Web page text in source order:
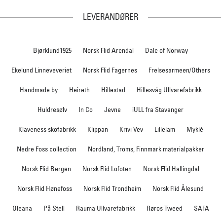
LEVERANDØRER
Bjørklund1925 Norsk Flid Arendal Dale of Norway
Ekelund Linneveveriet Norsk Flid Fagernes Frelsesarmeen/Others
Handmade by Heireth Hillestad Hillesvåg Ullvarefabrikk
Huldresølv In Co Jevne iULL fra Stavanger
Klaveness skofabrikk Klippan Krivi Vev Lillelam Myklé
Nedre Foss collection Nordland, Troms, Finnmark materialpakker
Norsk Flid Bergen Norsk Flid Lofoten Norsk Flid Hallingdal
Norsk Flid Hønefoss Norsk Flid Trondheim Norsk Flid Ålesund
Oleana På Stell Rauma Ullvarefabrikk Røros Tweed SAFA